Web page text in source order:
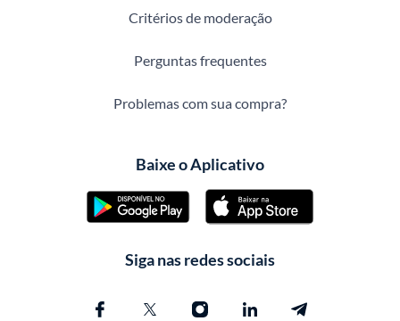
Critérios de moderação
Perguntas frequentes
Problemas com sua compra?
Baixe o Aplicativo
Siga nas redes sociais